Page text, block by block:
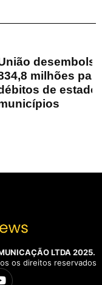
milhões
de
LTDA 2025.
os direitos reservados